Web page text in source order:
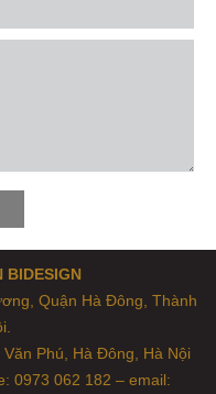
BIDESIGN
Quận Hà Đông, Thành
Phú, Hà Đông, Hà Nội
0973 062 182 – email: